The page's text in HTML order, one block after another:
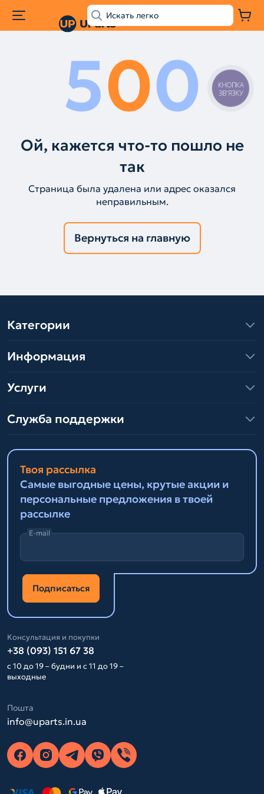
500
Ой, кажется что-то пошло не
так
Страница была удалена или адрес оказался
неправильным.
Вернуться на главную
Категории
Информация
Услуги
Служба поддержки
Твоя рассылка
Самые выгодные цены, крутые акции и
персональные предложения в твоей
рассылке
E-mail
Подписаться
Консультация и покупки
+38 (093) 151 67 38
с 10 до 19 – будни и с 11 до 19 –
выходные
Пошта
info@uparts.in.ua
КНОПКА
ЗВ'ЯЗКУ